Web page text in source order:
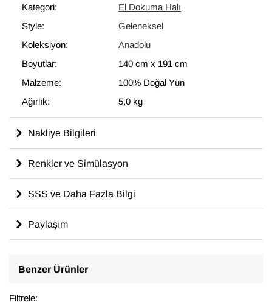
Kategori:
El Dokuma Halı
Style:
Geleneksel
Koleksiyon:
Anadolu
Boyutlar:
140 cm x 191 cm
Malzeme:
100% Doğal Yün
Ağırlık:
5,0 kg
Nakliye Bilgileri
Renkler ve Simülasyon
SSS ve Daha Fazla Bilgi
Paylaşım
Benzer Ürünler
Filtrele: